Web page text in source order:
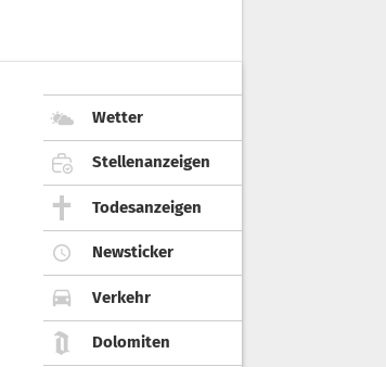
Wetter
Stellenanzeigen
Todesanzeigen
Newsticker
Verkehr
Dolomiten